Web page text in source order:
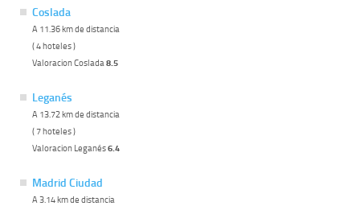
Coslada
A 11.36 km de distancia
( 4 hoteles )
Valoracion Coslada 8.5
Leganés
A 13.72 km de distancia
( 7 hoteles )
Valoracion Leganés6.4
Madrid Ciudad
A 3.14 km de distancia